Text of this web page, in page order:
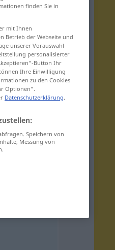
finden Sie in
mit Ihnen
Betrieb der Webseite und
unserer Vorauswahl
personalisierter
Button Ihr
Ihre Einwilligung
zu den Cookies
Optionen“.
Datenschutzerklärung.
Speichern von
Messung von